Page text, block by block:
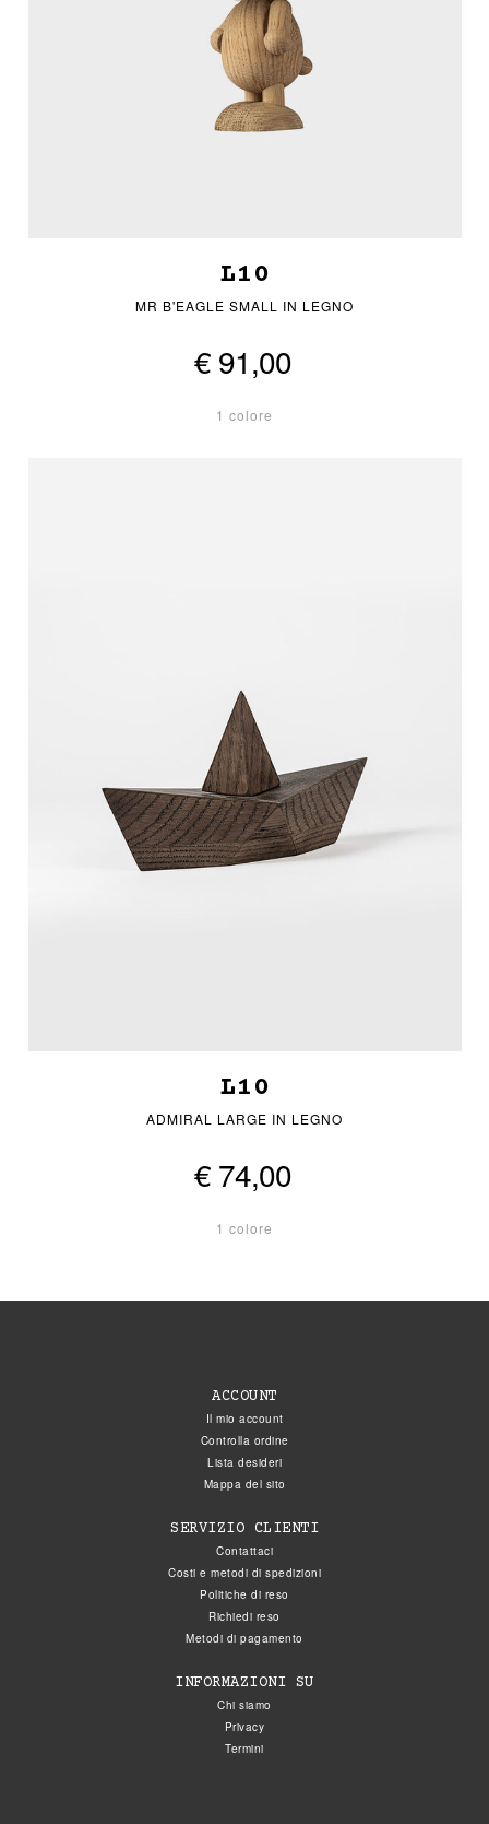
L10
MR B'EAGLE SMALL IN LEGNO
€ 91,00
1 colore
L10
ADMIRAL LARGE IN LEGNO
€ 74,00
1 colore
ACCOUNT
Il mio account
Controlla ordine
Lista desideri
Mappa del sito
SERVIZIO CLIENTI
Contattaci
Costi e metodi di spedizioni
Politiche di reso
Richiedi reso
Metodi di pagamento
INFORMAZIONI SU
Chi siamo
Privacy
Termini